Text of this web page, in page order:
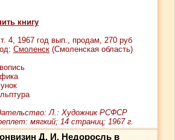
книгу
4, 1967 год вып., продам, 270 руб
Смоленск (Смоленская область)
Л.: Художник РСФСР
мягкий; 14 страниц; 1967 г.
Д. И. Недоросль в